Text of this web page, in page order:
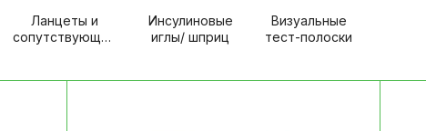
Ланцеты и
сопутствующие
Инсулиновые
иглы/ шприц
Визуальные
тест-полоски